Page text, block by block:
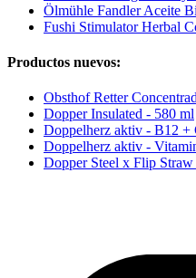
Ölmühle Fandler Aceite
Fushi Stimulator Herbal
Productos nuevos:
Obsthof Retter
Dopper Insulated - 580 ml
Doppelherz aktiv - B12 +
Doppelherz aktiv -
Dopper Steel x Flip